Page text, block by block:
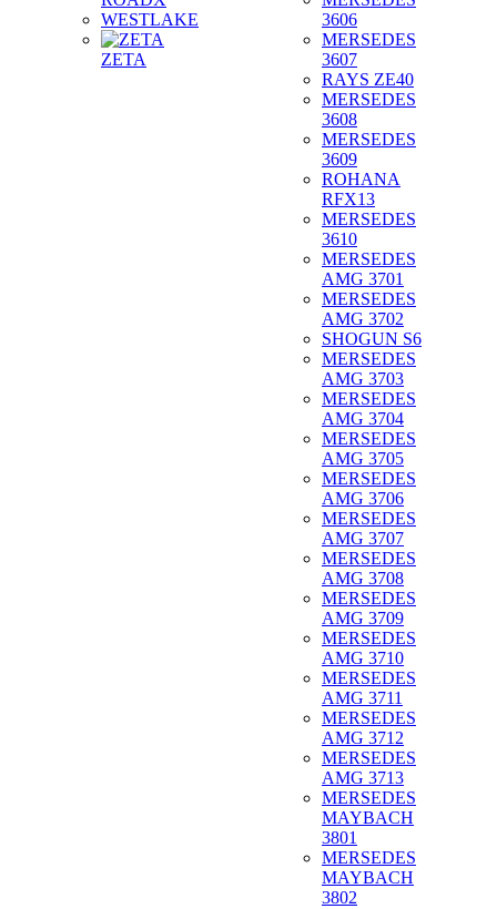
WESTLAKE
ZETA
3606
MERSEDES
3607
RAYS ZE40
MERSEDES
3608
MERSEDES
3609
ROHANA
RFX13
MERSEDES
3610
MERSEDES
AMG 3701
MERSEDES
AMG 3702
SHOGUN S6
MERSEDES
AMG 3703
MERSEDES
AMG 3704
MERSEDES
AMG 3705
MERSEDES
AMG 3706
MERSEDES
AMG 3707
MERSEDES
AMG 3708
MERSEDES
AMG 3709
MERSEDES
AMG 3710
MERSEDES
AMG 3711
MERSEDES
AMG 3712
MERSEDES
AMG 3713
MERSEDES
MAYBACH
3801
MERSEDES
MAYBACH
3802